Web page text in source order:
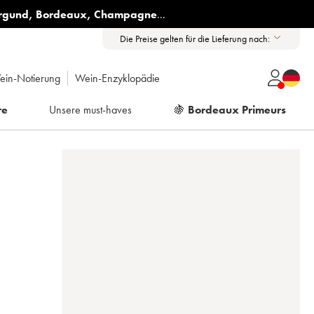
, Bordeaux, Champagne...
Die Preise gelten für die Lieferung nach:
Notierung Wein-Enzyklopädie
Unsere must-haves 🍇 Bordeaux Primeurs